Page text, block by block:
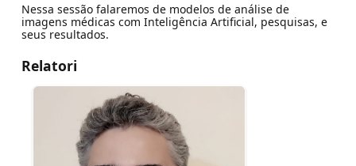
Nessa sessão falaremos de modelos de análise de
imagens médicas com Inteligência Artificial, pesquisas, e
seus resultados.
Relatori